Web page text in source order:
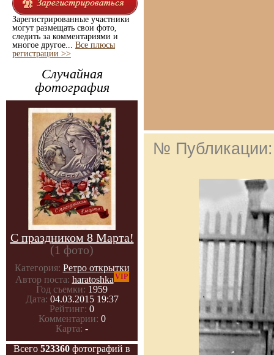
Зарегистрированные участники
могут размещать свои фото,
следить за комментариями и
многое другое... Все плюсы
регистрации >>
Случайная
фотография
С праздником 8 Марта!
(1 фото)
Категория: Ретро открытки
Автор поста: haratoshka VIP
Год съемки: 1959
Дата: 04.03.2015 19:37
Рейтинг: 0
Комментарии: 0
Карта: -
Всего 523360 фотографий в
№